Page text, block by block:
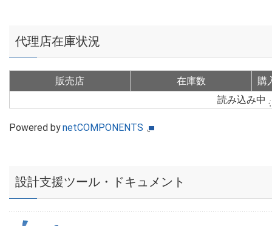
代理店在庫状況
販売店 在庫数
購
読み込み中
Powered bynetCOMPONENTS
設計支援ツール・ドキュメント